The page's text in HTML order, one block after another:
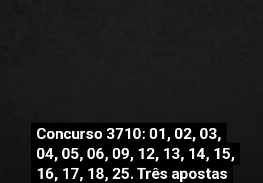
Concurso 3710: 01, 02, 03,
04, 05, 06, 09, 12, 13, 14, 15,
16, 17, 18, 25. Três apostas
Concurso 3710: 01, 02, 03,
04, 05, 06, 09, 12, 13, 14, 15,
16, 17, 18, 25. Três apostas